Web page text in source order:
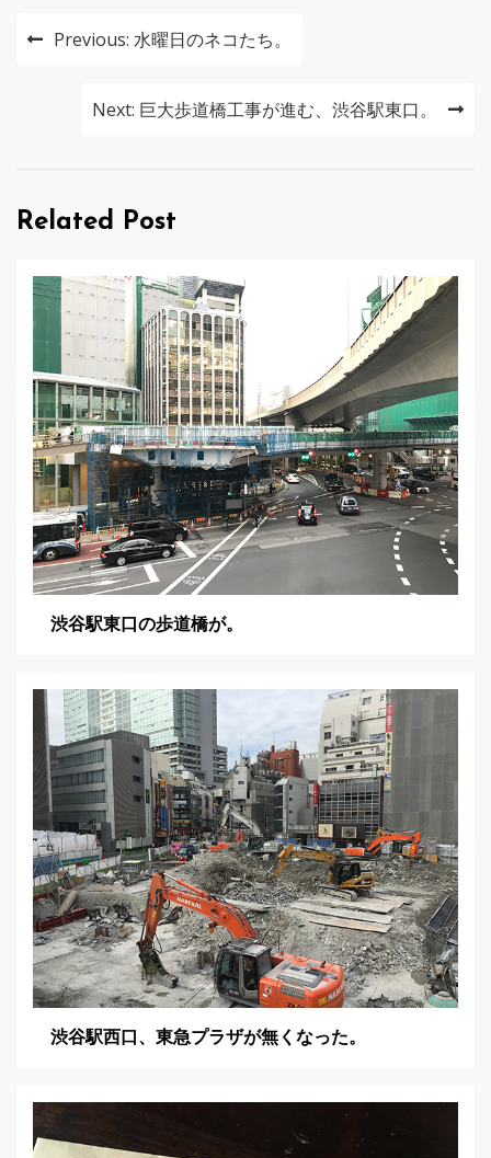
投
ー
ョ
ン
Previous: 水曜日のネコたち。
Next: 巨大歩道橋工事が進む、渋谷駅東口。
Related Post
渋谷駅東口の歩道橋が。
渋谷駅西口、東急プラザが無くなった。